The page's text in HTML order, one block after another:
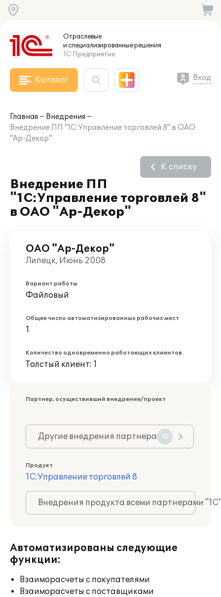
Отраслевые
и специализированныерешения
1С:Предприятие
Каталог Вход
Главная
Внедрения
Внедрение ПП "1С:Управление торговлей 8" в ОАО
"Ар-Декор"
Внедрение ПП
"1С:Управление торговлей 8"
в ОАО "Ар-Декор"
К списку
ОАО "Ар-Декор"
Липецк, Июнь 2008
Вариант работы
Файловый
Общее число автоматизированных рабочих мест
1
Количество одновременно работающих клиентов
Толстый клиент: 1
Партнер, осуществивший внедрение/проект
Другие внедрения партнера 12
Продукт
1С:Управление торговлей 8
Внедрения продукта всеми партнерами
Автоматизированы следующие
функции:
Взаиморасчеты с покупателями
Взаиморасчеты с поставщиками